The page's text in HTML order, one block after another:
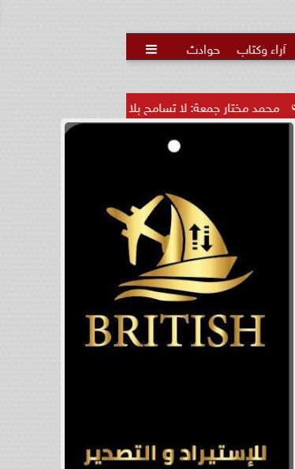
آراء وكتاب حوادث 
لا تسامح بلا عدل دولي.. ولابد من...